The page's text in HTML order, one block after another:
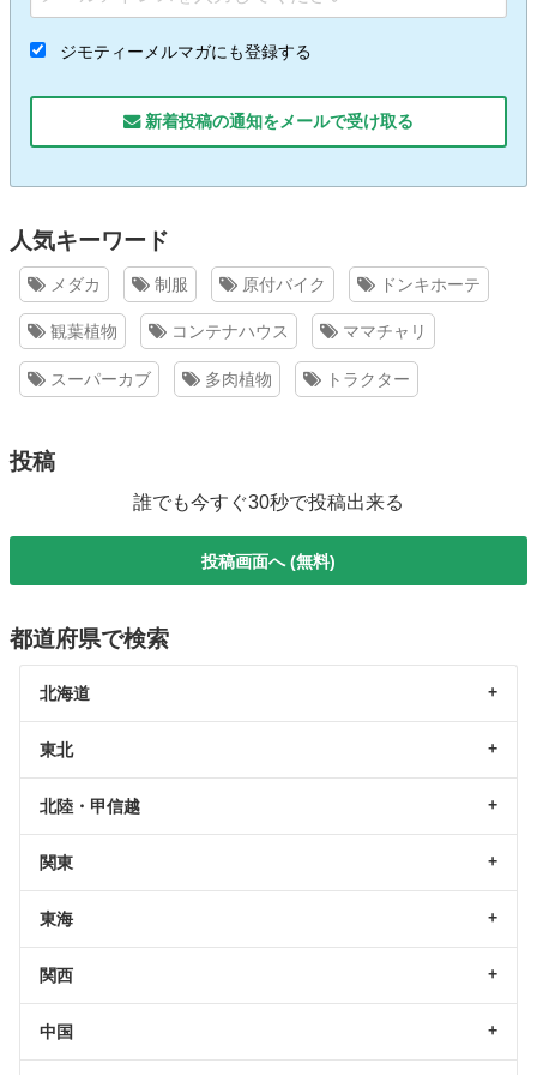
ジモティーメルマガにも登録する
新着投稿の通知をメールで受け取る
人気キーワード
メダカ 制服 原付バイク ドンキホーテ
観葉植物 コンテナハウス ママチャリ
スーパーカブ 多肉植物 トラクター
投稿
誰でも今すぐ30秒で投稿出来る
投稿画面へ (無料)
都道府県で検索
北海道
東北
北陸・甲信越
関東
東海
関西
中国